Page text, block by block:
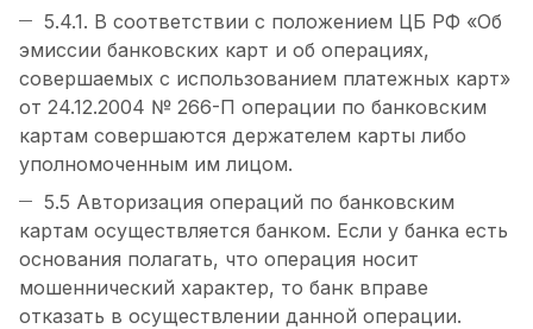
5.4.1. В соответствии с положением ЦБ РФ «Об
эмиссии банковских карт и об операциях,
совершаемых с использованием платежных карт»
от 24.12.2004 № 266-П операции по банковским
картам совершаются держателем карты либо
уполномоченным им лицом.
5.5 Авторизация операций по банковским
картам осуществляется банком. Если у банка есть
основания полагать, что операция носит
мошеннический характер, то банк вправе
отказать в осуществлении данной операции.